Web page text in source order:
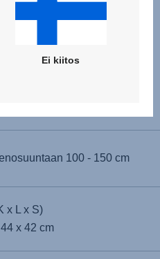
100 - 150 cm
x L x S)
x 42 cm
Ei kiitos